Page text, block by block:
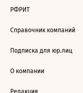
РФРИТ
Справочник компаний
Подписка для юр.лиц
О компании
Редакция